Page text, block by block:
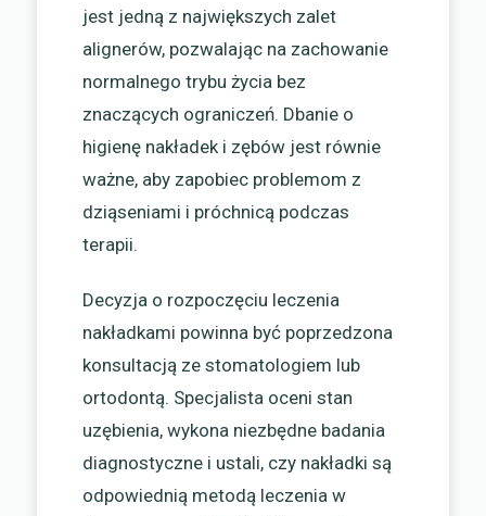
jest jedną z największych zalet
alignerów, pozwalając na zachowanie
normalnego trybu życia bez
znaczących ograniczeń. Dbanie o
higienę nakładek i zębów jest równie
ważne, aby zapobiec problemom z
dziąseniami i próchnicą podczas
terapii.
Decyzja o rozpoczęciu leczenia
nakładkami powinna być poprzedzona
konsultacją ze stomatologiem lub
ortodontą. Specjalista oceni stan
uzębienia, wykona niezbędne badania
diagnostyczne i ustali, czy nakładki są
odpowiednią metodą leczenia w